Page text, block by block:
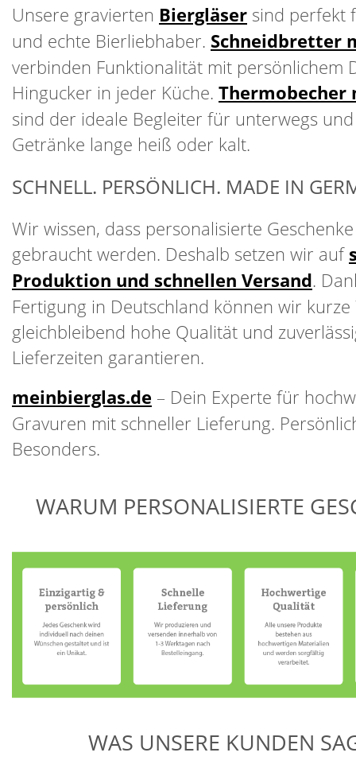
Unsere gravierten Biergläser sind perfekt
und echte Bierliebhaber. Schneidbretter
verbinden Funktionalität mit persönlichem
Hingucker in jeder Küche. Thermobecher
sind der ideale Begleiter für unterwegs
Getränke lange heiß oder kalt.
SCHNELL. PERSÖNLICH. MADE IN
Wir wissen, dass personalisierte
gebraucht werden. Deshalb setzen wir auf
Produktion und schnellen Versand.
Fertigung in Deutschland können wir kurze
gleichbleibend hohe Qualität und
Lieferzeiten garantieren.
meinbierglas.de – Dein Experte für
Gravuren mit schneller Lieferung.
Besonders.
WARUM PERSONALISIERTE
WAS UNSERE KUNDEN